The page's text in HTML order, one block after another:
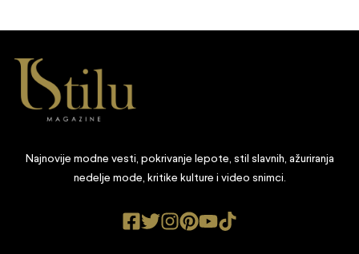
Najnovije modne vesti, pokrivanje lepote, stil slavnih, ažuriranja
nedelje mode, kritike kulture i video snimci.